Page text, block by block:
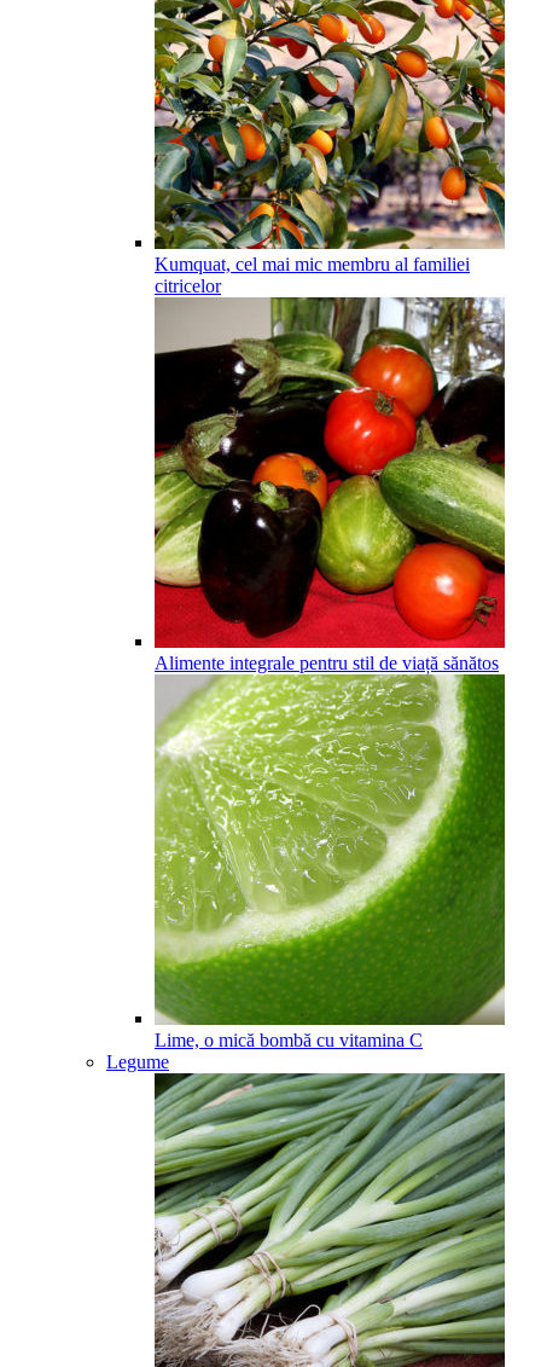
Kumquat, cel mai mic membru al familiei
citricelor
Alimente integrale pentru stil de viață sănătos
Lime, o mică bombă cu vitamina C
Legume